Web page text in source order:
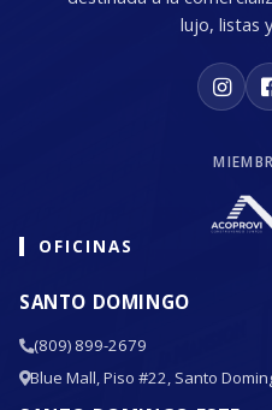
lujo, listas
OFICINAS
SANTO DOMINGO
(809) 899-2679
Blue Mall, Piso #22, Santo